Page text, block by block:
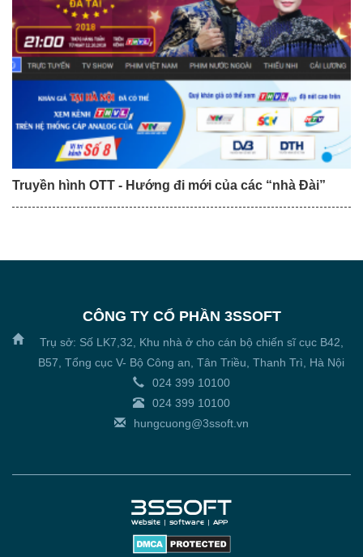
Truyền hình OTT - Hướng đi mới của các “nhà Đài”
CÔNG TY CỔ PHẦN 3SSOFT
Trụ sở: Số LK7,32, Khu nhà ở cho cán bộ chiến sĩ cục B42,
B57, Tổng cục V- Bộ Công an, Tân Triều, Thanh Trì, Hà Nội
024 399 10100
024 399 10100
hungcuong@3ssoft.vn